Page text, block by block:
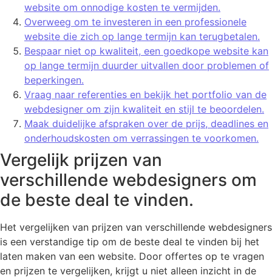
website om onnodige kosten te vermijden.
Overweeg om te investeren in een professionele
website die zich op lange termijn kan terugbetalen.
Bespaar niet op kwaliteit, een goedkope website kan
op lange termijn duurder uitvallen door problemen of
beperkingen.
Vraag naar referenties en bekijk het portfolio van de
webdesigner om zijn kwaliteit en stijl te beoordelen.
Maak duidelijke afspraken over de prijs, deadlines en
onderhoudskosten om verrassingen te voorkomen.
Vergelijk prijzen van
verschillende webdesigners om
de beste deal te vinden.
Het vergelijken van prijzen van verschillende webdesigners
is een verstandige tip om de beste deal te vinden bij het
laten maken van een website. Door offertes op te vragen
en prijzen te vergelijken, krijgt u niet alleen inzicht in de